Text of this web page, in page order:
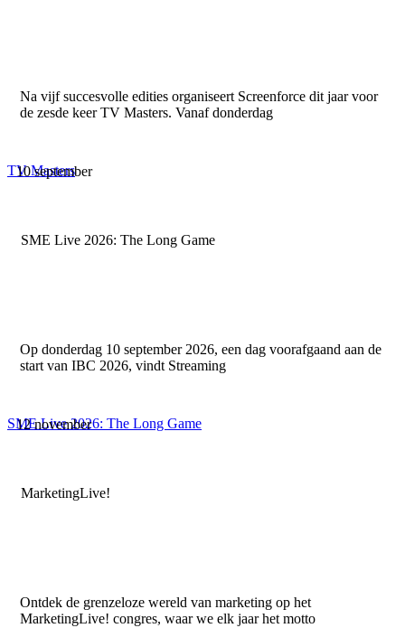
Na vijf succesvolle edities organiseert Screenforce dit jaar voor
de zesde keer TV Masters. Vanaf donderdag
TV Masters
10 september
SME Live 2026: The Long Game
Op donderdag 10 september 2026, een dag voorafgaand aan de
start van IBC 2026, vindt Streaming
SME Live 2026: The Long Game
12 november
MarketingLive!
Ontdek de grenzeloze wereld van marketing op het
MarketingLive! congres, waar we elk jaar het motto